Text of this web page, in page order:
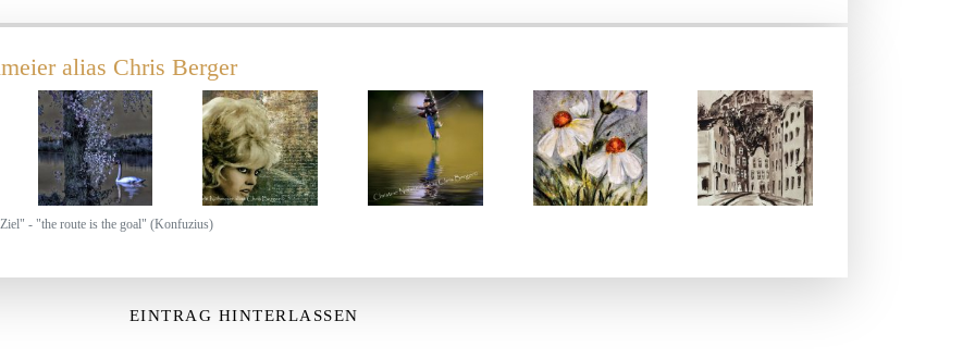
alias Chris Berger
- "the route is the goal" (Konfuzius)
EINTRAG HINTERLASSEN